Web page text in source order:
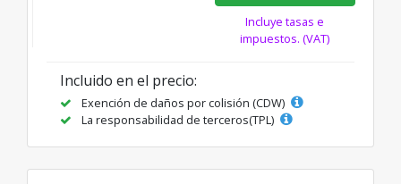
Incluye tasas e
impuestos. (VAT)
Incluido en el precio:
Exención de daños por colisión (CDW)
La responsabilidad de terceros(TPL)